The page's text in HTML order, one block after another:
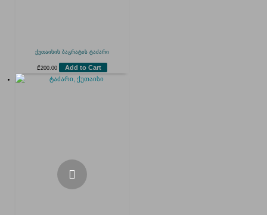
ქუთაისის ბაგრატის ტაძარი
₾200.00 Add to Cart